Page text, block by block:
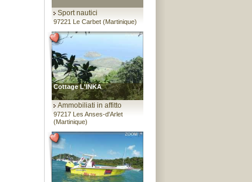
Sport nautici
97221 Le Carbet (Martinique)
Cottage L'INKA
Ammobiliati in affitto
97217 Les Anses-d'Arlet
(Martinique)